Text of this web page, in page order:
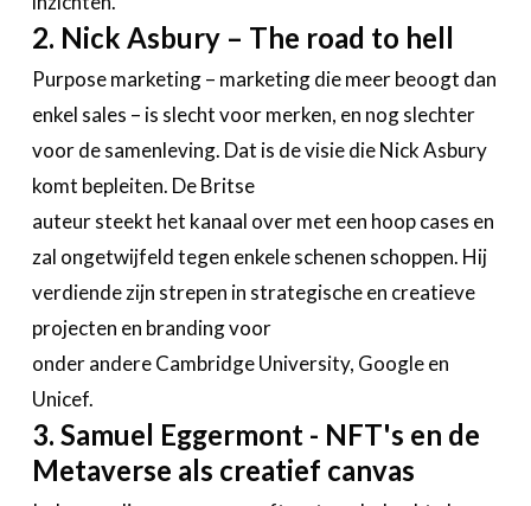
2. Nick Asbury – The road to hell
Purpose marketing – marketing die meer beoogt dan
enkel sales – is slecht voor merken, en nog slechter
voor de samenleving. Dat is de visie die Nick Asbury
komt bepleiten. De Britse
auteur steekt het kanaal over met een hoop cases en
zal ongetwijfeld tegen enkele schenen schoppen. Hij
verdiende zijn strepen in strategische en creatieve
projecten en branding voor
onder andere Cambridge University, Google en
Unicef.
3. Samuel Eggermont - NFT's en de
Metaverse als creatief canvas